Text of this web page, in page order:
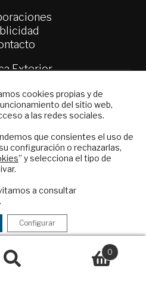
Exterior
Ideas
Análisis de Política
reservadosAviso
y de Cookies
0
KIT Digital. Plan de
y Resiliencia de
Generation EU.​​
de accesibilidad
cookies propias y de
del sitio web,
a las redes sociales.
que consientes el uso de
configuración o rechazarlas,
” y selecciona el tipo de
a consultar
.
Configurar
boletín electrónico y
mejor análisis